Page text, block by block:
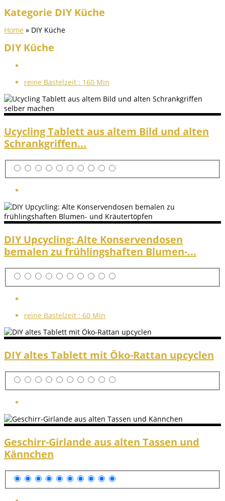
Kategorie DIY Küche
Home » DIY Küche
DIY Küche
reine Bastelzeit : 160 Min
Ucycling Tablett aus altem Bild und alten
Schrankgriffen...
DIY Upcycling: Alte Konservendosen
bemalen zu frühlingshaften Blumen-...
reine Bastelzeit : 60 Min
DIY altes Tablett mit Öko-Rattan upcyclen
Geschirr-Girlande aus alten Tassen und
Kännchen